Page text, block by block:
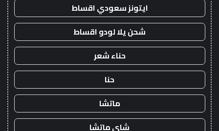
ايتونز سعودي اقساط
شحن يلا لودو اقساط
حناء شعر
حنا
ماتشا
شاي ماتشا